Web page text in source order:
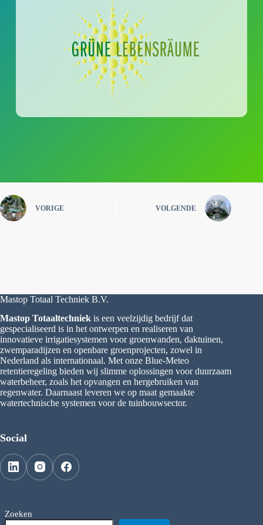
VORIGE VOLGENDE
Mastop Totaal Techniek B.V.
Mastop Totaaltechniek is een veelzijdig bedrijf dat
gespecialiseerd is in het ontwerpen en realiseren van
innovatieve irrigatiesystemen voor groenwanden, daktuinen,
zwemparadijzen en openbare groenprojecten, zowel in
Nederland als internationaal. Met onze Blue-Meteo
retentieregeling bieden wij slimme oplossingen voor duurzaam
waterbeheer, zoals het opvangen en hergebruiken van
regenwater. Daarnaast leveren we op maat gemaakte
watertechnische systemen voor de tuinbouwsector.
Social
Zoeken